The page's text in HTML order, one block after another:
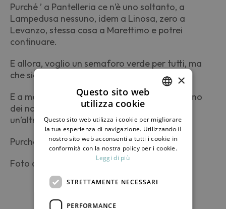
Purché ’ a Pantelleria ce n’è uno soltanto, a
Lampedusa nessuno, idem a Linosa, zero a
Levanzo, stessa cosa a Marettimo e potrei
continuare.
E allora, voglio un semaforo verde per tutti, ma
che sia verde davvero. In tutti i sensi.
E a me piacerebbe moltissimo se sceglieste uno
dei nostri Dammusi di Pantelleria, ma anche
un’altra isola è un’ottima scelta.
Purché quel semaforo sia sempre verde.
Foto di Giovanni Matta
ENGLISH
×
Questo sito web
utilizza cookie
Questo sito web utilizza i cookie per migliorare
la tua esperienza di navigazione. Utilizzando il
nostro sito web acconsenti a tutti i cookie in
conformità con la nostra policy per i cookie.
Leggi di più
STRETTAMENTE NECESSARI
PERFORMANCE